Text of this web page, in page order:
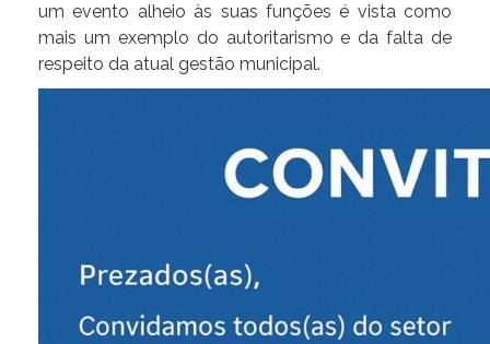
um evento alheio às suas funções é vista como
mais um exemplo do autoritarismo e da falta de
respeito da atual gestão municipal.